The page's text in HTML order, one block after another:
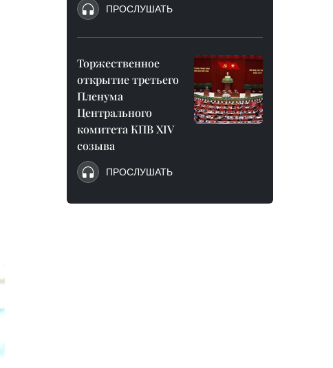
ПРОСЛУШАТЬ
Торжественное
открытие третьего
Пленума
Центрального
комитета КПВ XIV
созыва
ПРОСЛУШАТЬ